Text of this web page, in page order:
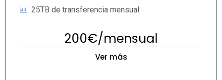
25TB de transferencia mensual
200€/mensual
Ver más